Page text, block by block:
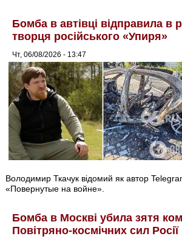
Бомба в автівці відправила в
творця російського «Упиря»
Чт, 06/08/2026 - 13:47
Володимир Ткачук відомий як автор
«Повернутые на войне».
Бомба в Москві убила зятя
Повітряно-космічних сил Росії